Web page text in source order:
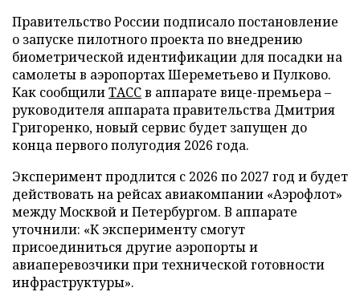
Правительство России подписало постановление
о запуске пилотного проекта по внедрению
биометрической идентификации для посадки на
самолеты в аэропортах Шереметьево и Пулково.
Как сообщилиТАССв аппарате вице-премьера –
руководителя аппарата правительства Дмитрия
Григоренко, новый сервис будет запущен до
конца первого полугодия 2026 года.
Эксперимент продлится с 2026 по 2027 год и будет
действовать на рейсах авиакомпании «Аэрофлот»
между Москвой и Петербургом. В аппарате
уточнили: «К эксперименту смогут
присоединиться другие аэропорты и
авиаперевозчики при технической готовности
инфраструктуры».